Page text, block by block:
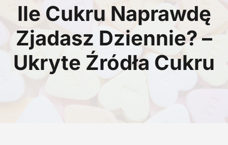
Ile Cukru Naprawdę
Zjadasz Dziennie? –
Ukryte Źródła Cukru